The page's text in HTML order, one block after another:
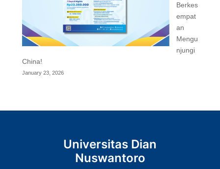
Berkes
empat
an
Mengu
njungi
China!
January 23, 2026
Universitas Dian
Nuswantoro